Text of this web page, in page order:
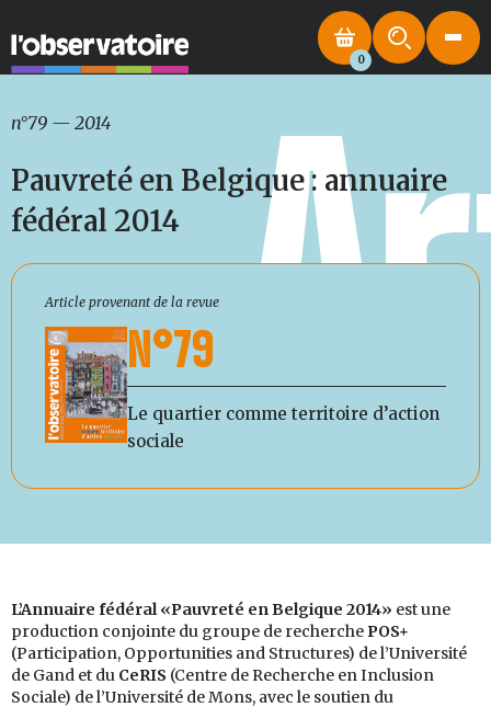
0
n°79 — 2014
Pauvreté en Belgique : annuaire
fédéral 2014
Article provenant de la revue
N°79
Le quartier comme territoire d’action
sociale
L’Annuaire fédéral «Pauvreté en Belgique 2014» est une
production conjointe du groupe de recherche POS+
(Participation, Opportunities and Structures) de l’Université
de Gand et du CeRIS (Centre de Recherche en Inclusion
Sociale) de l’Université de Mons, avec le soutien du